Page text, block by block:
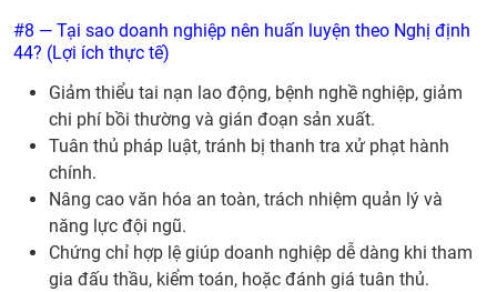
#8 — Tại sao doanh nghiệp nên huấn luyện theo Nghị định
44? (Lợi ích thực tế)
Giảm thiểu tai nạn lao động, bệnh nghề nghiệp, giảm
chi phí bồi thường và gián đoạn sản xuất.
Tuân thủ pháp luật, tránh bị thanh tra xử phạt hành
chính.
Nâng cao văn hóa an toàn, trách nhiệm quản lý và
năng lực đội ngũ.
Chứng chỉ hợp lệ giúp doanh nghiệp dễ dàng khi tham
gia đấu thầu, kiểm toán, hoặc đánh giá tuân thủ.